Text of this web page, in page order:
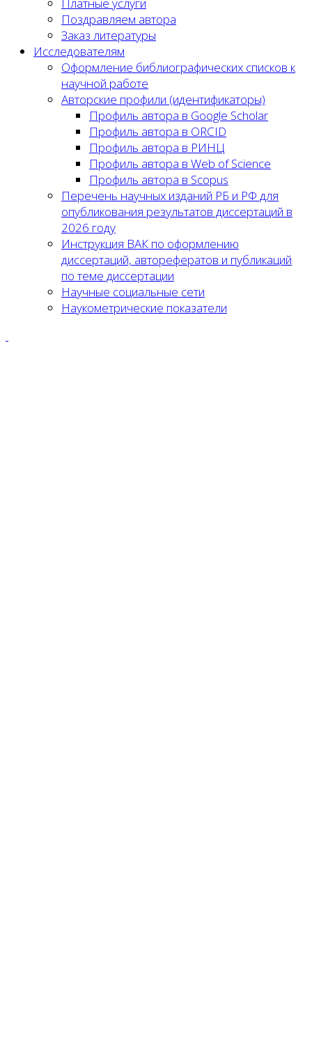
Поздравляем автора
Заказ литературы
Исследователям
Оформление библиографических списков к
научной работе
Авторские профили (идентификаторы)
Профиль автора в Google Scholar
Профиль автора в ORCID
Профиль автора в РИНЦ
Профиль автора в Web of Science
Профиль автора в Scopus
Перечень научных изданий РБ и РФ для
опубликования результатов диссертаций в
2026 году
Инструкция ВАК по оформлению
диссертаций, авторефератов и публикаций
по теме диссертации
Научные социальные сети
Наукометрические показатели